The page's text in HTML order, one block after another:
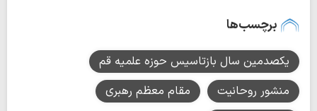
برچسب‌ها
یکصدمین سال بازتاسیس حوزه علمیه قم
منشور روحانیت
مقام معظم رهبری